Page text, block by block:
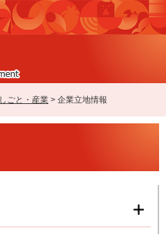
しごと・産業 > 企業立地情報